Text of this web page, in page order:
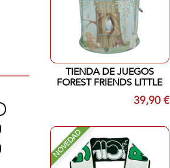
TIENDA DE JUEGOS
FOREST FRIENDS LITTLE
39,90 €
NOVEDAD